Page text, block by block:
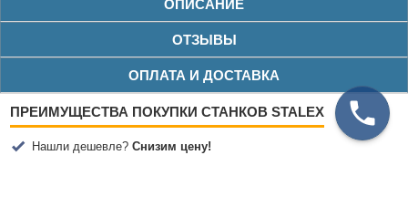
ОПИСАНИЕ
ОТЗЫВЫ
ОПЛАТА И ДОСТАВКА
ПРЕИМУЩЕСТВА ПОКУПКИ СТАНКОВ STALEX
Нашли дешевле? Снизим цену!